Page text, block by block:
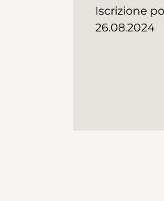
Iscrizione
26.08.2024